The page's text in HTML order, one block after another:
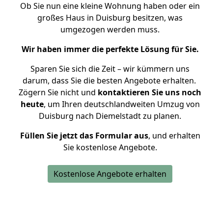
Ob Sie nun eine kleine Wohnung haben oder ein
großes Haus in Duisburg besitzen, was
umgezogen werden muss.
Wir haben immer die perfekte Lösung für Sie.
Sparen Sie sich die Zeit – wir kümmern uns
darum, dass Sie die besten Angebote erhalten.
Zögern Sie nicht und kontaktieren Sie uns noch
heute, um Ihren deutschlandweiten Umzug von
Duisburg nach Diemelstadt zu planen.
Füllen Sie jetzt das Formular aus, und erhalten
Sie kostenlose Angebote.
Kostenlose Angebote erhalten